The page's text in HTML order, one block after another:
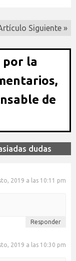
Siguiente »
por la
de
dudas
2019 a las 10:11 pm
Responder
2019 a las 10:30 pm